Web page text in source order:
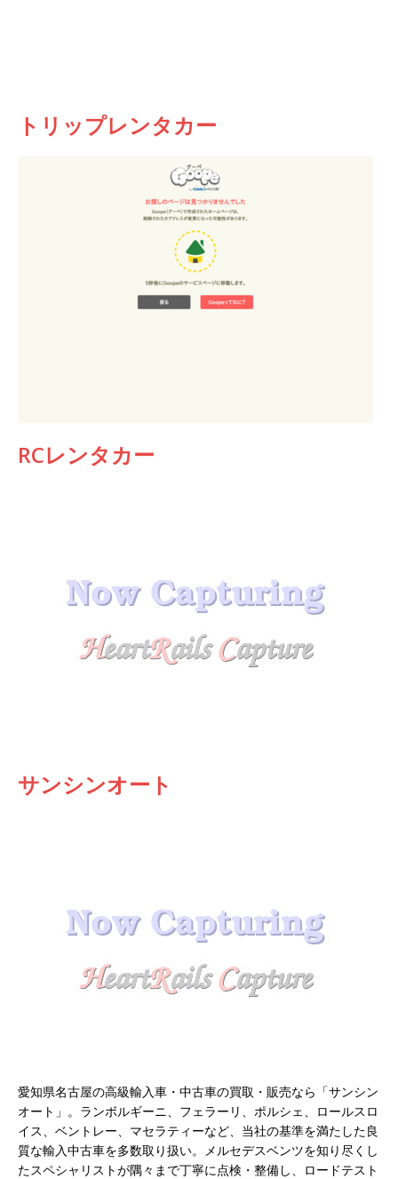
トリップレンタカー
RCレンタカー
サンシンオート
愛知県名古屋の高級輸入車・中古車の買取・販売なら「サンシン
オート」。ランボルギーニ、フェラーリ、ポルシェ、ロールスロ
イス、ベントレー、マセラティーなど、当社の基準を満たした良
質な輸入中古車を多数取り扱い。メルセデスベンツを知り尽くし
たスペシャリストが隅々まで丁寧に点検・整備し、ロードテスト